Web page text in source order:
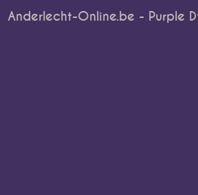
Anderlecht-Online.be - Purple